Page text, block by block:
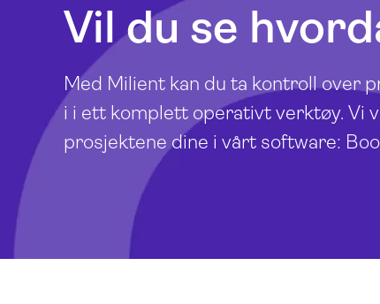
Vil du se
Med Milient kan du ta kontroll over
i i ett komplett operativt verktøy. Vi
prosjektene dine i vårt software: